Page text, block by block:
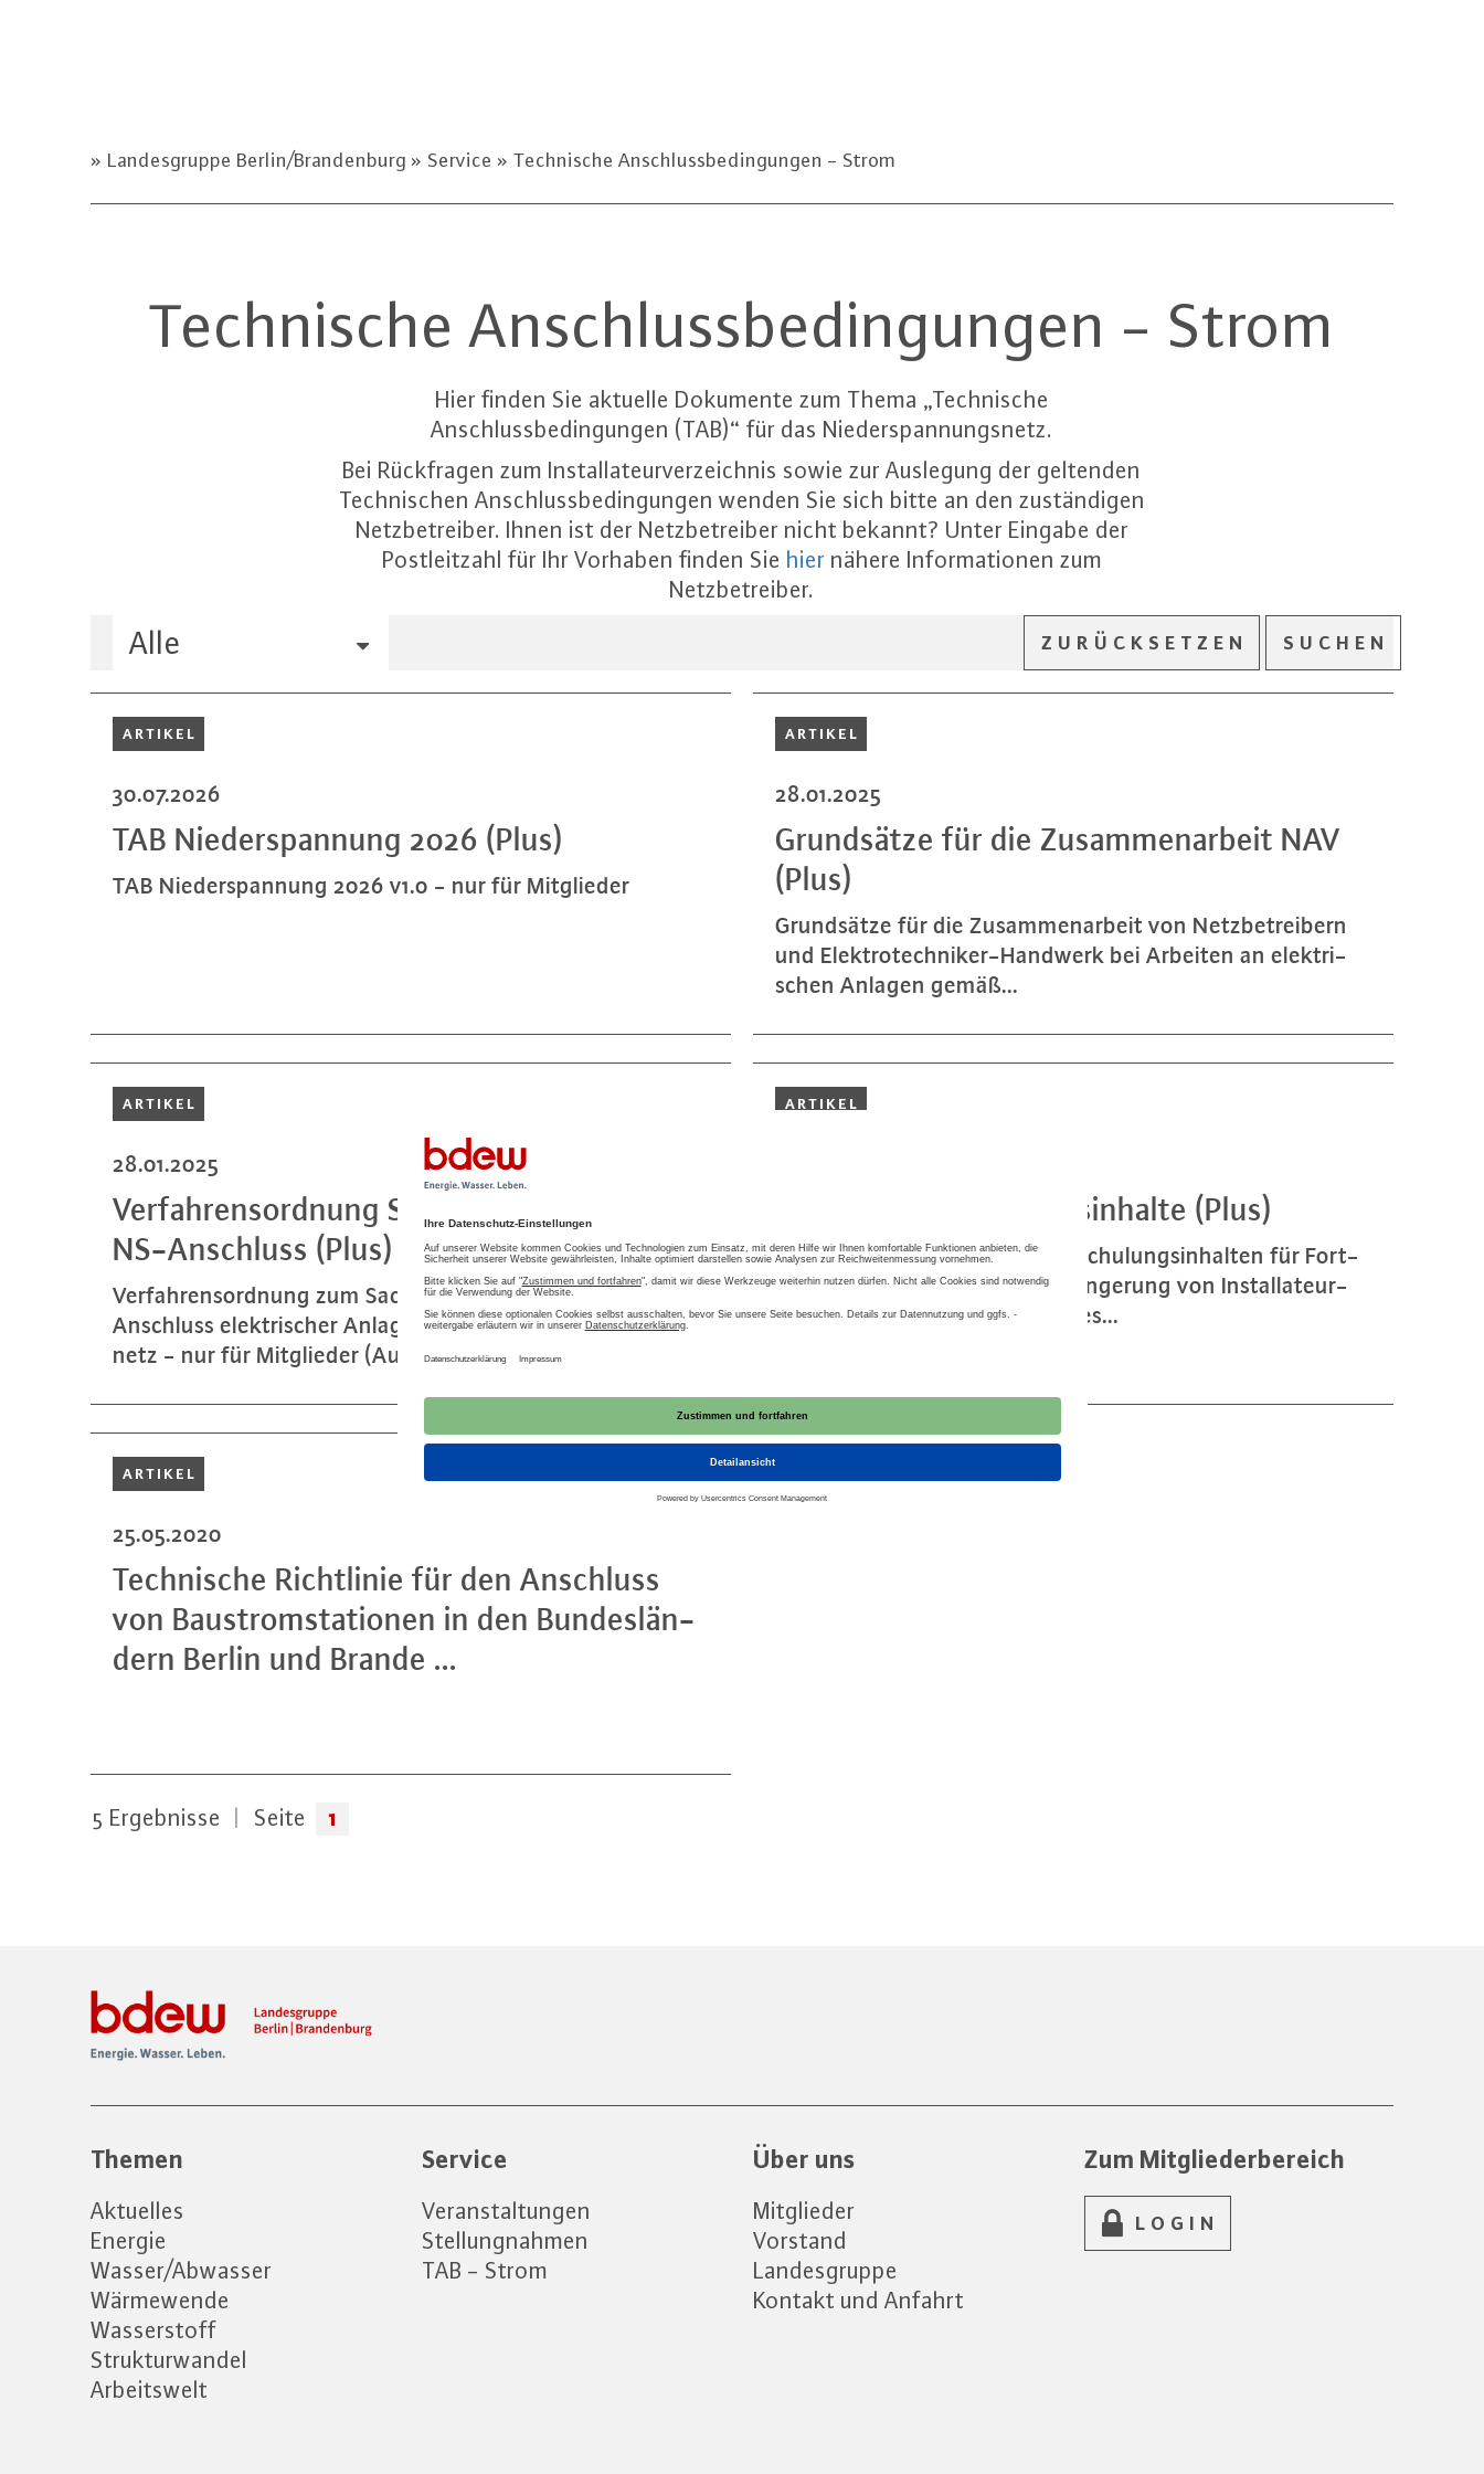
Landesgruppe Berlin/Brandenburg Service Technische Anschlussbedingungen - Strom
Technische Anschlussbedingungen - Strom
Hier finden Sie aktuelle Dokumente zum Thema „Technische
Anschlussbedingungen (TAB)“ für das Niederspannungsnetz.
Bei Rückfragen zum Installateurverzeichnis sowie zur Auslegung der geltenden
Technischen Anschlussbedingungen wenden Sie sich bitte an den zuständigen
Netzbetreiber. Ihnen ist der Netzbetreiber nicht bekannt? Unter Eingabe der
Postleitzahl für Ihr Vorhaben finden Sie hier nähere Informationen zum
Netzbetreiber.
Alle ZURÜCKSETZEN SUCHEN
ARTIKEL
30.07.2026
TAB Nie­der­span­nung 2026 (Plus)
TAB Nie­der­span­nung 2026 v1.0 - nur für Mit­glie­der
ARTIKEL
28.01.2025
Grund­sät­ze für die Zu­sam­men­ar­beit NAV
(Plus)
Grund­sät­ze für die Zu­sam­men­ar­beit von Netz­be­trei­bern
und Elek­tro­tech­ni­ker-Hand­werk bei Arbeiten an elek­tri­
schen Anlagen gemäß...
ARTIKEL
28.01.2025
Ver­fah­rens­ord­nung Sach­kun­de­nach­weis
NS-An­schluss (Plus)
Ver­fah­rens­ord­nung zum Sach­kun­de­nach­weis für den
Anschluss elek­tri­scher Anlagen an das Nie­der­span­nungs­
netz - nur für Mit­glie­der (Ausgabe Januar...
ARTIKEL
Emp­foh­le­ne Schu­lungs­in­hal­te (Plus)
Emp­feh­lun­gen von aktuellen Schu­lungs­in­hal­ten für Fort­
bil­dungs­maß­nah­men zur Ver­län­ge­rung von In­stal­la­teur­
aus­wei­sen gemäß Beschluss des...
ARTIKEL
25.05.2020
Tech­ni­sche Richt­li­nie für den Anschluss
von Bau­s­trom­sta­tio­nen in den Bun­des­län­
dern Berlin und Brande ...
5 Ergebnisse | Seite 1
Themen
Aktuelles
Energie
Wasser/Abwasser
Wärmewende
Wasserstoff
Strukturwandel
Arbeitswelt
Service
Veranstaltungen
Stellungnahmen
TAB - Strom
Über uns
Mitglieder
Vorstand
Landesgruppe
Kontakt und Anfahrt
Zum Mitgliederbereich
LOGIN